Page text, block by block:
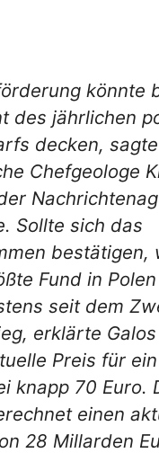
könnte
des jährlichen
decken,
Chefgeologe
Sollte sich das
bestätigen,
Fund in Polen
seit dem
erklärte
Preis für
knapp 70 Euro.
einen
28 Millarden